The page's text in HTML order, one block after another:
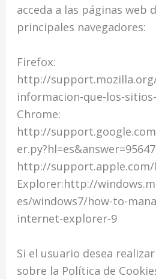
acceda a las páginas web
principales navegadores:
Firefox:
http://
informacion-que-los-
Chrome:
http://
http://
Explorer:http://
es/windows7/how-to-
internet-explorer-9
Si el usuario desea
sobre la Política de